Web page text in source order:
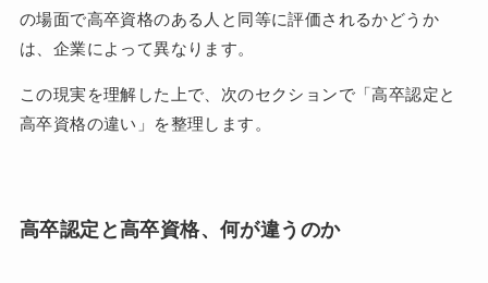
の場面で高卒資格のある人と同等に評価されるかどうか
は、企業によって異なります。
この現実を理解した上で、次のセクションで「高卒認定と
高卒資格の違い」を整理します。
高卒認定と高卒資格、何が違うのか